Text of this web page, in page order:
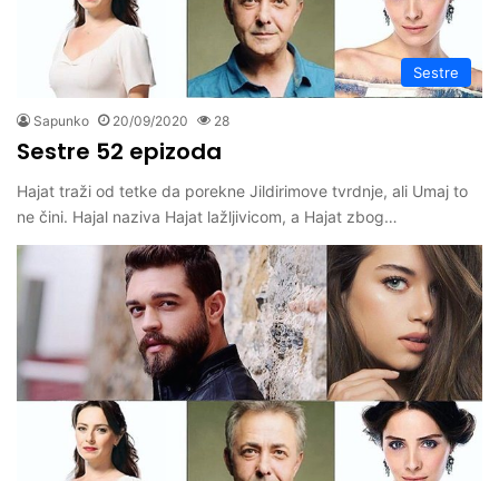
Sestre
Sapunko 20/09/2020 28
Sestre 52 epizoda
Hajat traži od tetke da porekne Jildirimove tvrdnje, ali Umaj to
ne čini. Hajal naziva Hajat lažljivicom, a Hajat zbog…